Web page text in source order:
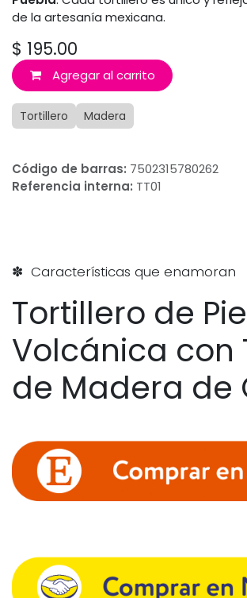
de la artesanía mexicana.
$ 195.00
Agregar al carrito
Tortillero Madera
Código de barras: 7502315780262
Referencia interna: TT01
✽ Características que enamoran
Tortillero de
Volcánica con
de Madera de